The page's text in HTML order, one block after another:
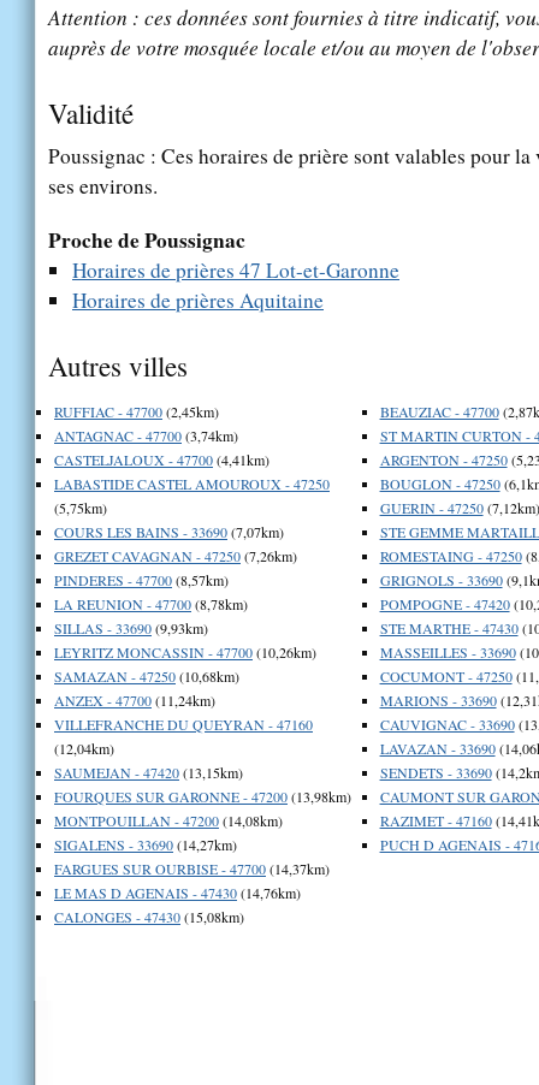
Attention : ces données sont fournies à titre indicatif,
auprès de votre mosquée locale et/ou au moyen de
Validité
Poussignac : Ces horaires de prière sont valables pour
ses environs.
Proche de Poussignac
Horaires de prières 47 Lot-et-Garonne
Horaires de prières Aquitaine
Autres villes
RUFFIAC - 47700(2,45km)
ANTAGNAC - 47700(3,74km)
CASTELJALOUX - 47700(4,41km)
LABASTIDE CASTEL AMOUROUX - 47250
(5,75km)
COURS LES BAINS - 33690(7,07km)
GREZET CAVAGNAN - 47250(7,26km)
PINDERES - 47700(8,57km)
LA REUNION - 47700(8,78km)
SILLAS - 33690(9,93km)
LEYRITZ MONCASSIN - 47700(10,26km)
SAMAZAN - 47250(10,68km)
ANZEX - 47700(11,24km)
VILLEFRANCHE DU QUEYRAN - 47160
(12,04km)
SAUMEJAN - 47420(13,15km)
FOURQUES SUR GARONNE - 47200(13,98km)
MONTPOUILLAN - 47200(14,08km)
SIGALENS - 33690(14,27km)
FARGUES SUR OURBISE - 47700(14,37km)
LE MAS D AGENAIS - 47430(14,76km)
CALONGES - 47430(15,08km)
BEAUZIAC - 47700
ST MARTIN CURTON -
ARGENTON - 47250
BOUGLON - 47250
GUERIN - 47250(7,12km)
STE GEMME
ROMESTAING - 47250
GRIGNOLS - 33690
POMPOGNE - 47420
STE MARTHE - 47430
MASSEILLES - 33690
COCUMONT - 47250
MARIONS - 33690
CAUVIGNAC - 33690
LAVAZAN - 33690
SENDETS - 33690
CAUMONT SUR
RAZIMET - 47160
PUCH D AGENAIS -